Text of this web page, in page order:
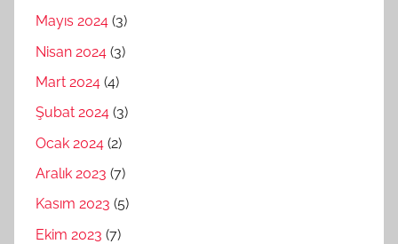
Mayıs 2024 (3)
Nisan 2024 (3)
Mart 2024 (4)
Şubat 2024 (3)
Ocak 2024 (2)
Aralık 2023 (7)
Kasım 2023 (5)
Ekim 2023 (7)